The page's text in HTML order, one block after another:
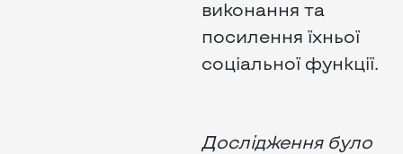
виконання та
посилення їхньої
соціальної функції.
Дослідження було